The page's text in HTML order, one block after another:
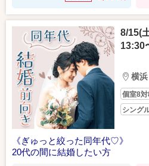
8/15(
13:30
横浜
個室8
シング
《ぎゅっと絞った同年代♡》
20代の間に結婚したい方